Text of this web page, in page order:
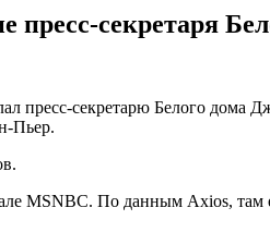
пресс-секретаря
пресс-секретарю Белого дома
Пьер.
MSNBC. По данным Axios, там